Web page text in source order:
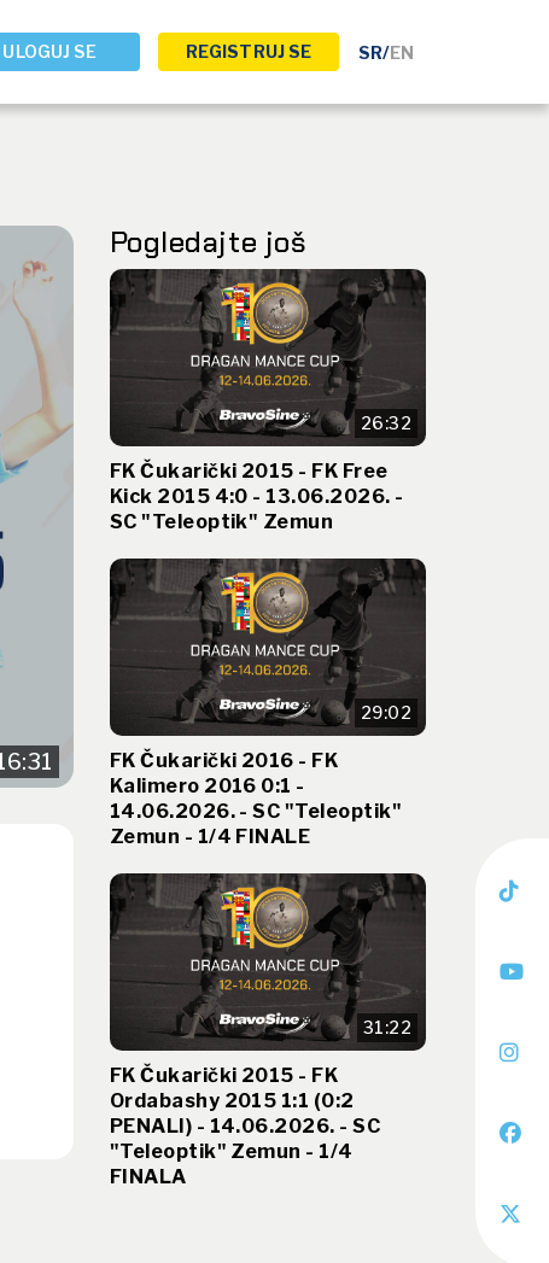
ULOGUJ SE REGISTRUJ SE SR/EN
Pogledajte još
26:32
FK Čukarički 2015 - FK Free
Kick 2015 4:0 - 13.06.2026. -
SC "Teleoptik" Zemun
29:02
FK Čukarički 2016 - FK
Kalimero 2016 0:1 -
14.06.2026. - SC "Teleoptik"
Zemun - 1/4 FINALE
31:22
FK Čukarički 2015 - FK
Ordabashy 2015 1:1 (0:2
PENALI) - 14.06.2026. - SC
"Teleoptik" Zemun - 1/4
FINALA